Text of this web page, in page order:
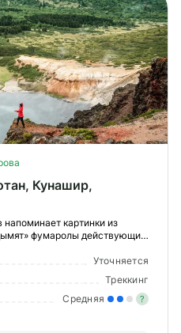
Кунашир,
картинки из
фумаролы действующих
сказочных существ. Не зря
снимал фи
Уточняется
Треккинг
Средняя ?